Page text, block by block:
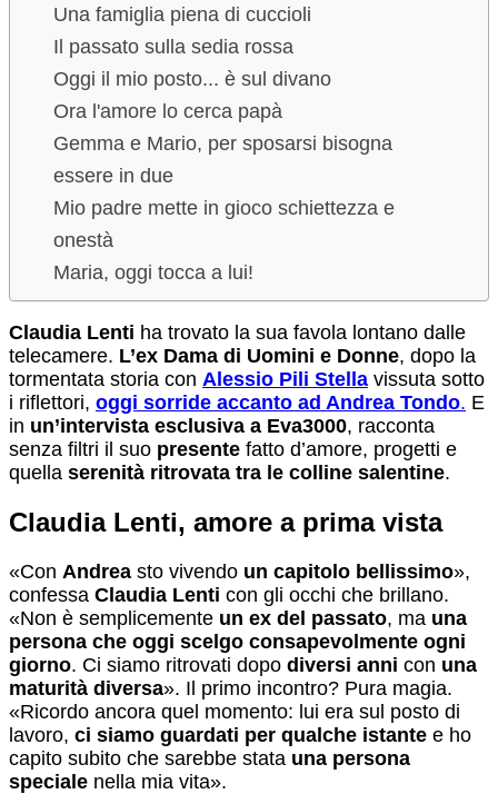
Una famiglia piena di cuccioli
Il passato sulla sedia rossa
Oggi il mio posto... è sul divano
Ora l'amore lo cerca papà
Gemma e Mario, per sposarsi bisogna
essere in due
Mio padre mette in gioco schiettezza e
onestà
Maria, oggi tocca a lui!
Claudia Lenti ha trovato la sua favola lontano dalle
telecamere. L’ex Dama di Uomini e Donne, dopo la
tormentata storia con Alessio Pili Stella vissuta sotto
i riflettori, oggi sorride accanto ad Andrea Tondo. E
in un’intervista esclusiva a Eva3000, racconta
senza filtri il suo presente fatto d’amore, progetti e
quella serenità ritrovata tra le colline salentine.
Claudia Lenti, amore a prima vista
«Con Andrea sto vivendo un capitolo bellissimo»,
confessa Claudia Lenti con gli occhi che brillano.
«Non è semplicemente un ex del passato, ma una
persona che oggi scelgo consapevolmente ogni
giorno. Ci siamo ritrovati dopo diversi anni con una
maturità diversa». Il primo incontro? Pura magia.
«Ricordo ancora quel momento: lui era sul posto di
lavoro, ci siamo guardati per qualche istante e ho
capito subito che sarebbe stata una persona
speciale nella mia vita».